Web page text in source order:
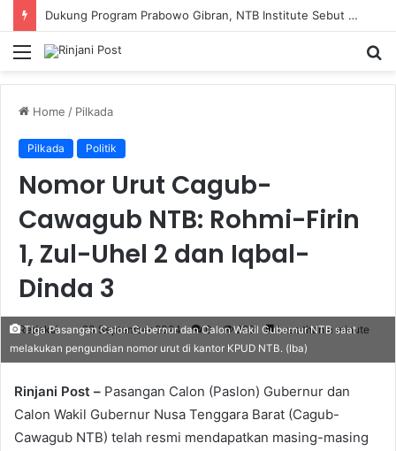
Dukung Program Prabowo Gibran, NTB Institute Sebut MBG dan Kopdes Solusi Percepatan Pembangunan Daerah 3T
Menu
Home / Pilkada
Pilkada Politik
Nomor Urut Cagub-
Cawagub NTB: Rohmi-Firin
1, Zul-Uhel 2 dan Iqbal-
Dinda 3
Redaksi 23 September 2024 0 260 Less than a minute
Tiga Pasangan Calon Gubernur dan Calon Wakil Gubernur NTB saat
melakukan pengundian nomor urut di kantor KPUD NTB. (Iba)
Rinjani Post – Pasangan Calon (Paslon) Gubernur dan
Calon Wakil Gubernur Nusa Tenggara Barat (Cagub-
Cawagub NTB) telah resmi mendapatkan masing-masing